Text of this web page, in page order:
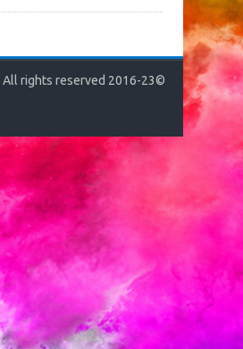
©2016-23 The Christian Broadcasting Network, Inc. All rights reserved.